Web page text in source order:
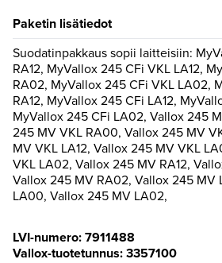
Paketin lisätiedot
Suodatinpakkaus sopii laitteisiin:
RA12, MyVallox 245 CFi VKL LA12,
RA02, MyVallox 245 CFi VKL LA02,
RA12, MyVallox 245 CFi LA12,
MyVallox 245 CFi LA02, Vallox 245
245 MV VKL RA00, Vallox 245 MV
MV VKL LA12, Vallox 245 MV VKL
VKL LA02, Vallox 245 MV RA12,
Vallox 245 MV RA02, Vallox 245 MV
LA00, Vallox 245 MV LA02,
LVI-numero: 7911488
Vallox-tuotetunnus: 3357100